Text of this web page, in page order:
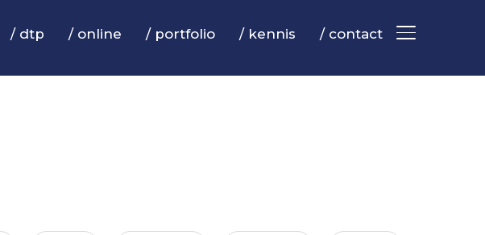
TOGGLE
/ dtp / online / portfolio / kennis / contact